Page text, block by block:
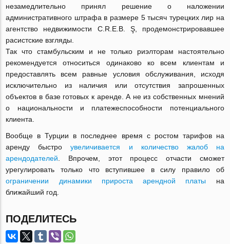
незамедлительно принял решение о наложении
административного штрафа в размере 5 тысяч турецких лир на
агентство недвижимости C.R.E.B. Ş, продемонстрировавшее
расистские взгляды.
Так что стамбульским и не только риэлторам настоятельно
рекомендуется относиться одинаково ко всем клиентам и
предоставлять всем равные условия обслуживания, исходя
исключительно из наличия или отсутствия запрошенных
объектов в базе готовых к аренде. А не из собственных мнений
о национальности и платежеспособности потенциального
клиента.
Вообще в Турции в последнее время с ростом тарифов на
аренду быстроувеличивается и количество жалоб на
арендодателей . Впрочем, этот процесс отчасти сможет
урегулировать только что вступившее в силу правило об
ограничении динамики прироста арендной платы на
ближайший год.
ПОДЕЛИТЕСЬ